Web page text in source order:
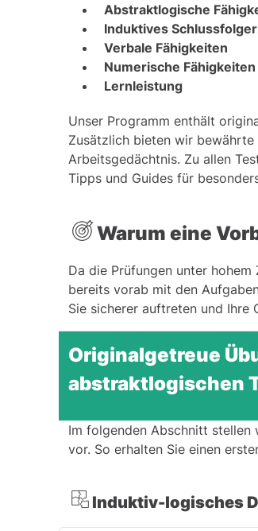
Abstraktlogische
Induktives
Verbale Fähigkeiten
Numerische Fähigkeiten
Lernleistung
Unser Programm enthält
Zusätzlich bieten wir bewährte
Arbeitsgedächtnis. Zu allen
Tipps und Guides für
Warum eine
Da die Prüfungen unter
bereits vorab mit den
Sie sicherer auftreten und Ihre
Originalgetreue
abstraktlogischen
Im folgenden Abschnitt stellen
vor. So erhalten Sie einen
Induktiv-logisches